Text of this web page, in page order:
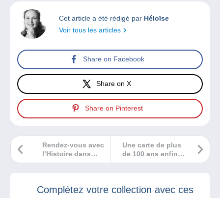
Cet article a été rédigé par Héloïse
Voir tous les articles
Share on Facebook
Share on X
Share on Pinterest
Une carte de plus
de 100 ans enfin
arrivée à
Rendez-vous avec
l’Histoire dans
votre nouveau
Complétez votre collection avec ces